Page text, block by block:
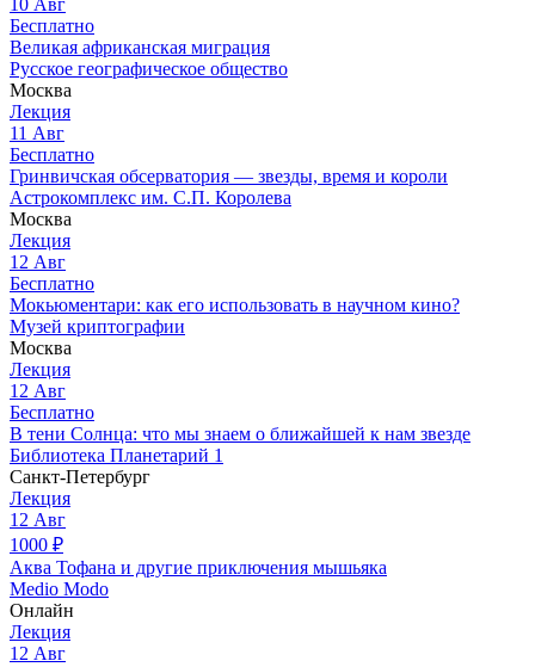
10 Авг
Бесплатно
Великая африканская миграция
Русское географическое общество
Москва
Лекция
11 Авг
Бесплатно
Гринвичская обсерватория — звезды, время и короли
Астрокомплекс им. С.П. Королева
Москва
Лекция
12 Авг
Бесплатно
Мокьюментари: как его использовать в научном кино?
Музей криптографии
Москва
Лекция
12 Авг
Бесплатно
В тени Солнца: что мы знаем о ближайшей к нам звезде
Библиотека Планетарий 1
Санкт-Петербург
Лекция
12 Авг
1000 ₽
Аква Тофана и другие приключения мышьяка
Medio Modo
Онлайн
Лекция
12 Авг